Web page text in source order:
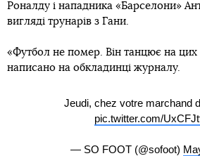
Роналду і нападника «Барселони»
вигляді трунарів з Гани.
«Футбол не помер. Він танцює на цих
написано на обкладинці журналу.
Jeudi, chez votre marchand
pic.twitter.com/
— SO FOOT (@sofoot)